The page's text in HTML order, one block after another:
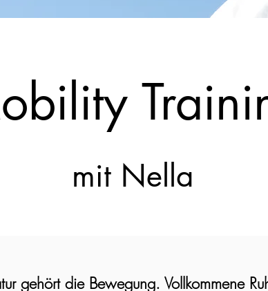
mit Nella
gehört die Bewegung. Vollkommene